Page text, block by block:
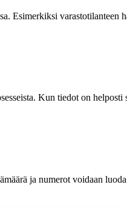
Esimerkiksi varastotilanteen
Kun tiedot on
ja numerot voidaan